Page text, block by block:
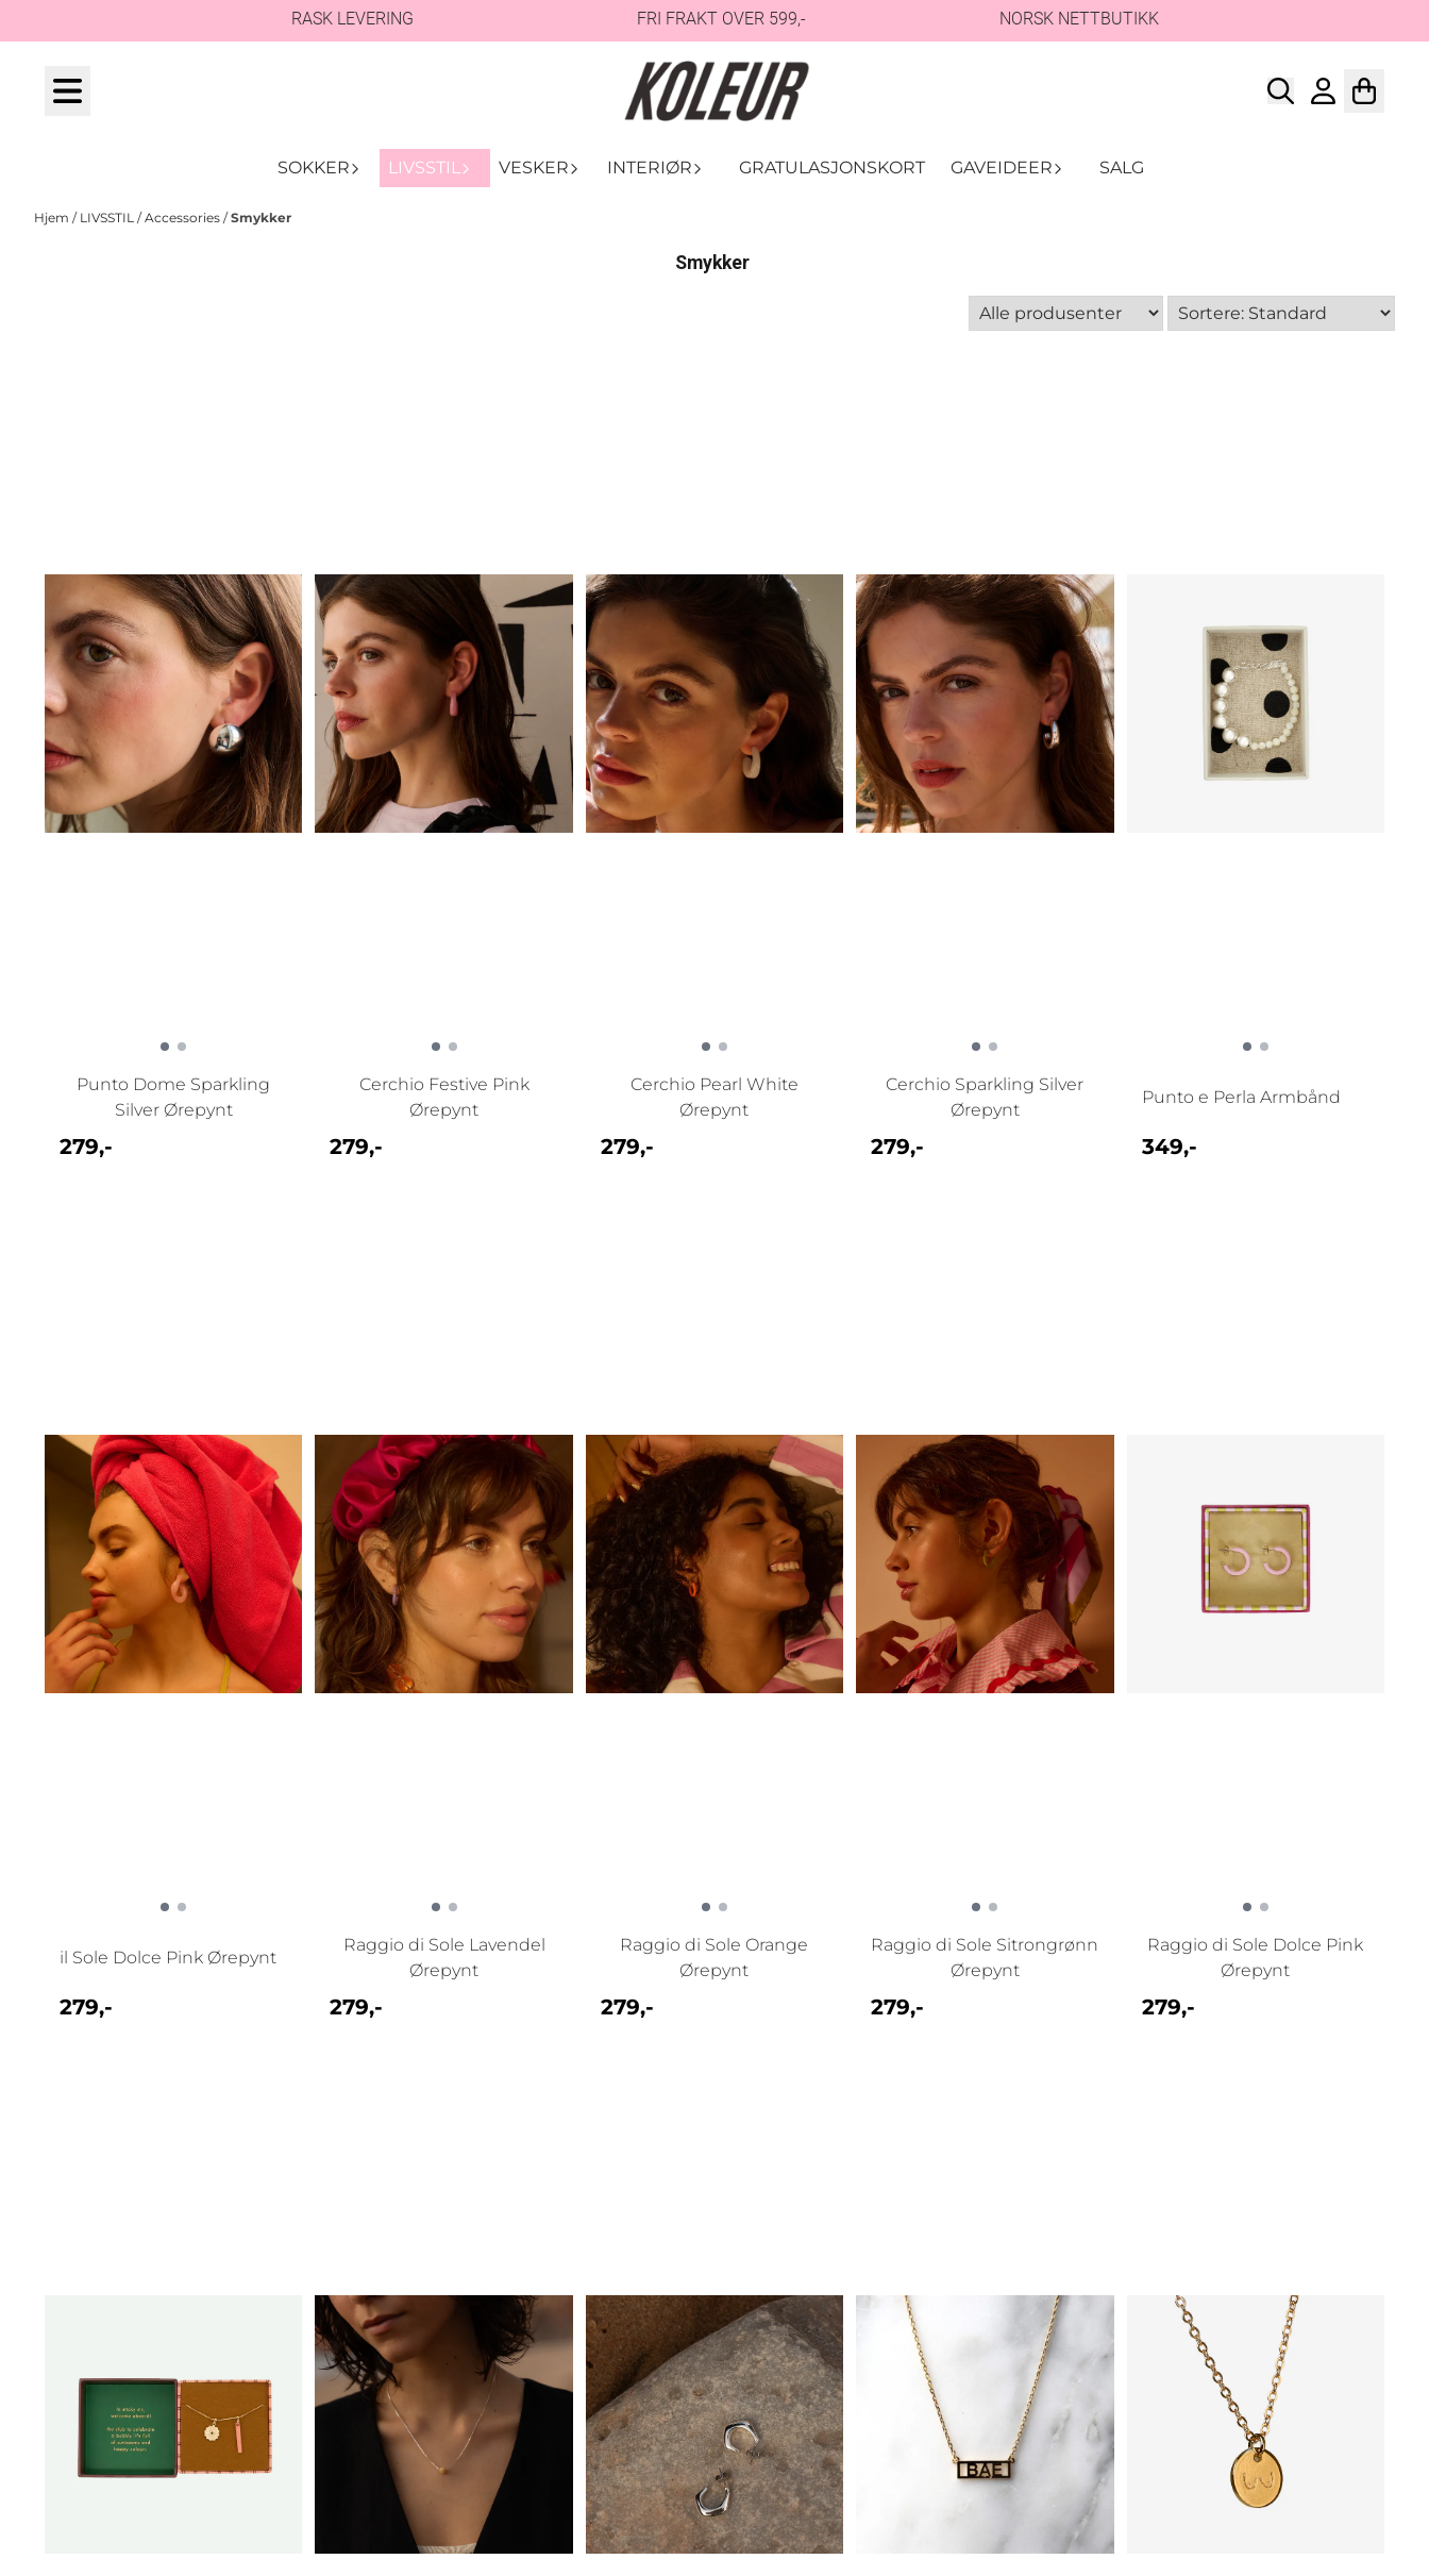
RASK LEVERING FRI FRAKT OVER 599,- NORSK NETTBUTIKK
SOKKER LIVSSTIL VESKER INTERIØR GRATULASJONSKORT GAVEIDEER SALG
Hjem / LIVSSTIL /Accessories /Smykker
Smykker
Punto Dome Sparkling
Silver Ørepynt
279,-
Cerchio Festive Pink
Ørepynt
279,-
Cerchio Pearl White
Ørepynt
279,-
Cerchio Sparkling Silver
Ørepynt
279,-
Punto e Perla Armbånd
349,-
il Sole Dolce Pink Ørepynt
279,-
Raggio di Sole Lavendel
Ørepynt
279,-
Raggio di Sole Orange
Ørepynt
279,-
Raggio di Sole Sitrongrønn
Ørepynt
279,-
Raggio di Sole Dolce Pink
Ørepynt
279,-